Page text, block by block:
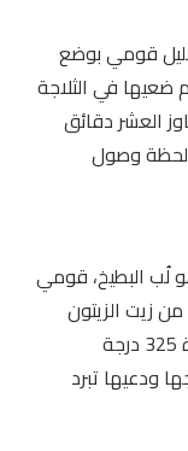
قومي بوضع
في الثلاجة
العشر دقائق
لحظة وصول
لُب البطيخ، قومي
زيت الزيتون
والتوابل وضَعهيم في الفرن على درجة حرارة 325 درجة
ودعيها تبرد